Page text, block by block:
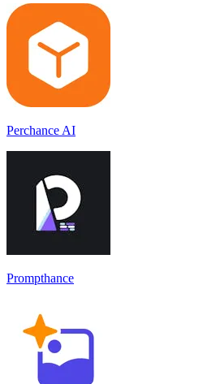
Perchance AI
Prompthance